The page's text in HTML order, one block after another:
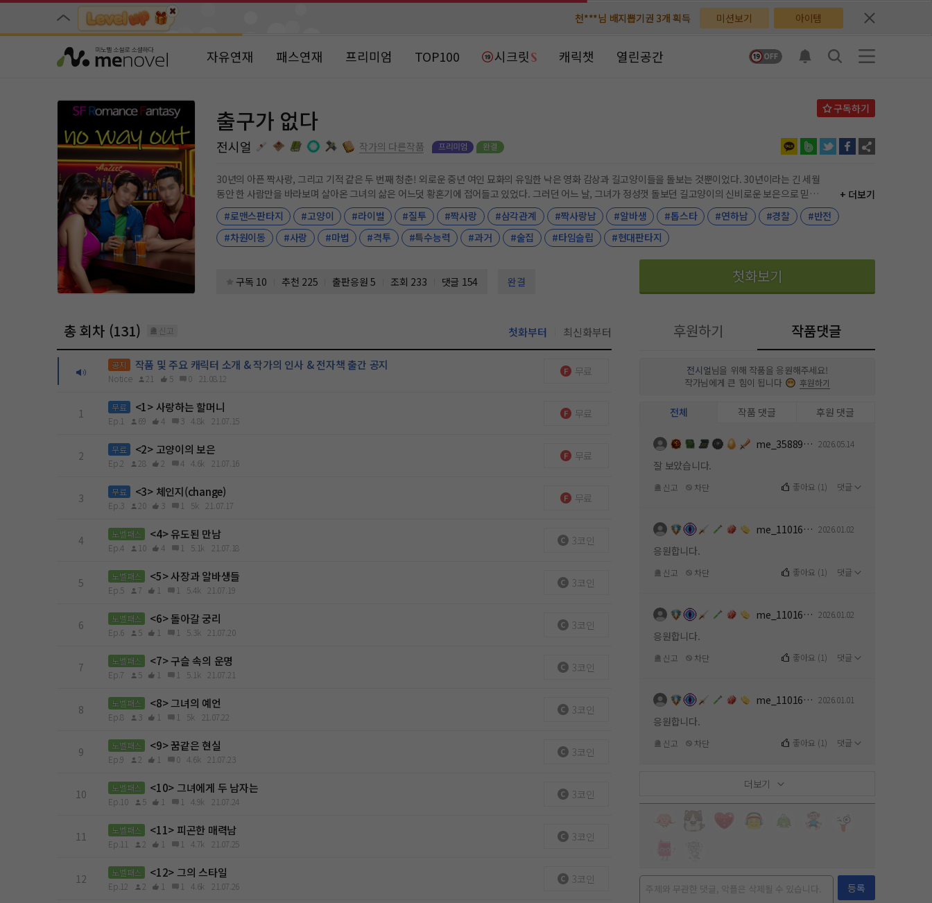
천***님 배지뽑기권 3개 획득
천***님 배지뽑기권 3개 획득
메**님 노벨패스 체험권 3일 획득
메**님 노벨패스 체험권 3일 획득
갈***님 후원10코인 획득
갈***님 후원10코인 획득
인*님 레어뽑기권 1개 획득
인*님 레어뽑기권 1개 획득
미션보기 아이템
자유연재 패스연재 프리미엄 TOP100 시크릿 캐릭챗 열린공간
출구가 없다
전시얼 작가의 다른작품
30년의 아픈 짝사랑, 그리고 기적 같은 두 번째 청춘! 외로운 중년 여인 묘화의 유일한 낙은 영화 감상과 길고양이들을 돌보는 것뿐이었다. 30년이라는 긴 세월
동안 한 사람만을 바라보며 살아온 그녀의 삶은 어느덧 황혼기에 접어들고 있었다. 그러던 어느 날, 그녀가 정성껏 돌보던 길고양이의 신비로운 보은으로 믿기
힘든 일이 일어난다. 하룻밤 사이 젊은 시절의 모습을 되찾은 것! 게다가 과거로 돌아갈 수 있는 특별한 기회까지 얻게 된다. 예기치 못한 두 번째 청춘을 맞이한
묘화의 곁에는 두 남자가 나타난다. 따뜻한 마음을 지닌 청년 시우 대학생이지만 어딘가 성숙한 매력을 풍기는 그는, 묘화의 밝고 순수한 모습에 자연스레 이끌
린다. 매력적인 배우이자 재즈바 사장 유룡 묘화가 오랫동안 마음에 품어온 그 사람. 우연히 과거의 그를 만난 묘화의 진심 어린 팬심에 그의 마음도 조금씩 열리
녀의 짝사랑이라고? #그녀에게 빠져드는 남자 동료와 사장의 삼각관계 #현재와 과거, 두 남자 중 그녀의 선택은? #현대물 #판타지물 #사내연애 #동거물 #달달
+ 더보기
#로맨스판타지
#고양이 #라이벌 #질투 #짝사랑 #삼각관계 #짝사랑남 #알바생 #톱스타 #연하남 #경찰
#반전
#차원이동
#사랑 #마법 #격투 #특수능력 #과거 #술집 #타임슬립 #현대판타지
구독 10 추천 225 출판응원5 조회 233 댓글 154 완결 첫화보기
총 회차 (131) 신고 첫화부터 최신화부터
공지 작품 및 주요 캐릭터 소개 & 작가의 인사 & 전자책 출간 공지
Notice 21 5 0 21.08.12
무료
1 무료 <1> 사랑하는 할머니
Ep.1 69 4 3 4.8k 21.07.15
무료
2 무료 <2> 고양이의 보은
Ep.2 28 2 4 4.6k 21.07.16
무료
3 무료 <3> 체인지(change)
Ep.3 20 3 1 5k 21.07.17
무료
4 노벨패스 <4> 유도된 만남
Ep.4 10 4 1 5.1k 21.07.18
3코인
5 노벨패스 <5> 사장과 알바생들
Ep.5 7 1 1 5.4k 21.07.19
3코인
6 노벨패스 <6> 돌아갈 궁리
Ep.6 5 1 1 5.3k 21.07.20
3코인
7 노벨패스 <7> 구슬 속의 운명
Ep.7 5 1 1 5.1k 21.07.21
3코인
8 노벨패스 <8> 그녀의 예언
Ep.8 3 1 1 5k 21.07.22
3코인
9 노벨패스 <9> 꿈같은 현실
Ep.9 2 1 0 4.6k 21.07.23
3코인
10 노벨패스 <10> 그녀에게 두 남자는
Ep.10 5 1 1 4.9k 21.07.24
3코인
11 노벨패스 <11> 피곤한 매력남
Ep.11 2 1 1 4.7k 21.07.25
3코인
12 노벨패스 <12> 그의 스타일
Ep.12 2 1 1 4.6k 21.07.26
3코인
후원하기 작품댓글
전시얼님을 위해 작품을 응원해주세요!
작가님에게 큰 힘이 됩니다
후원하기
전체 작품 댓글 후원 댓글
me_358891154 2026.05.14
잘 보았습니다.
신고 차단 좋아요 (1) 댓글
me_1101619112 2026.01.02
응원합니다.
신고 차단 좋아요 (1) 댓글
me_1101619112 2026.01.02
응원합니다.
신고 차단 좋아요 (1) 댓글
me_1101619112 2026.01.01
응원합니다.
신고 차단 좋아요 (1) 댓글
더보기
등록